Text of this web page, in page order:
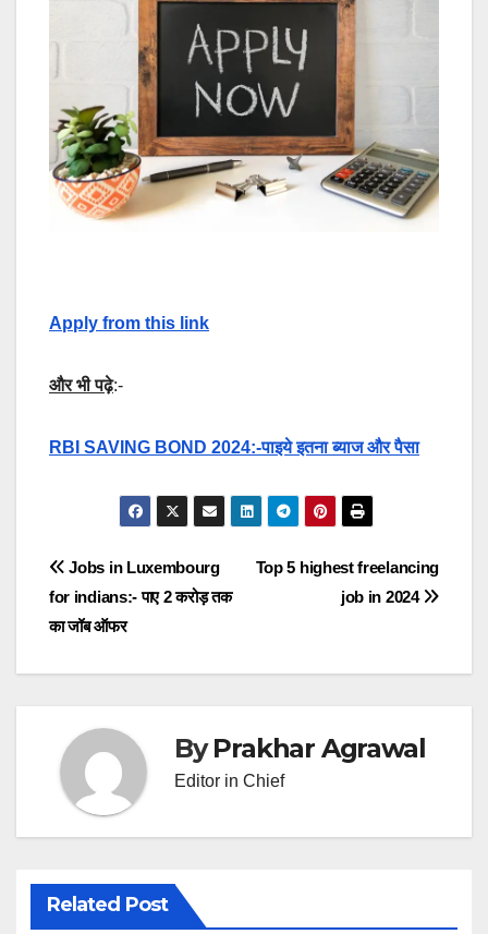
Apply from this link
और भी पढ़े:-
RBI SAVING BOND 2024:-पाइये इतना ब्याज और पैसा
Post
navigation
Top 5 highest freelancing
job in 2024
Jobs in Luxembourg
for indians:- पाए 2 करोड़ तक
का जॉब ऑफर
ByPrakhar Agrawal
Editor in Chief
Related Post